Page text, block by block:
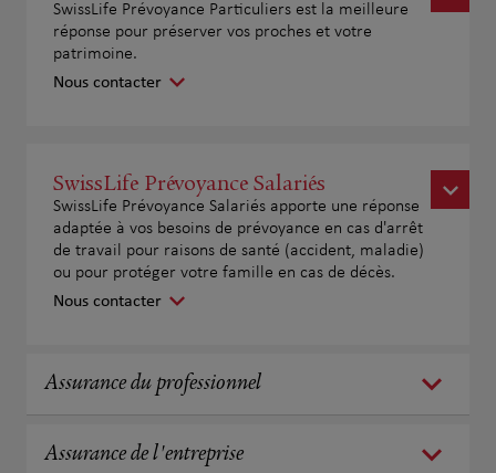
SwissLife Prévoyance Particuliers est la meilleure
réponse pour préserver vos proches et votre
patrimoine.
Nous contacter
SwissLife Prévoyance Salariés
SwissLife Prévoyance Salariés apporte une réponse
adaptée à vos besoins de prévoyance en cas d'arrêt
de travail pour raisons de santé (accident, maladie)
ou pour protéger votre famille en cas de décès.
Nous contacter
Assurance du professionnel
Assurance de l'entreprise